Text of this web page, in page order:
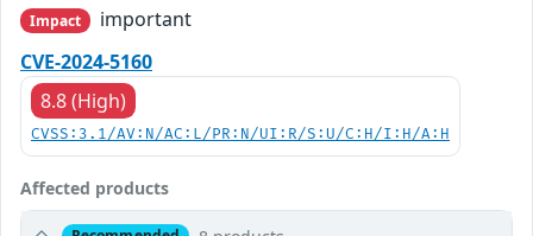
Impact
important
CVE-2024-5160
8.8 (High)
CVSS:3.1/AV:N/AC:L/PR:N/UI:R/S:U/C:H/I:H/A:H
Affected products